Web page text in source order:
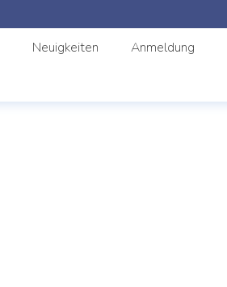
Neuigkeiten Anmeldung